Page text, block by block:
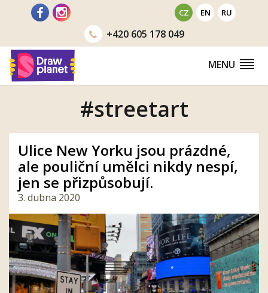
CZ EN RU
+420605 178 049
MENU
#streetart
Ulice New Yorku jsou prázdné,
ale pouliční umělci nikdy nespí,
jen se přizpůsobují.
3. dubna 2020